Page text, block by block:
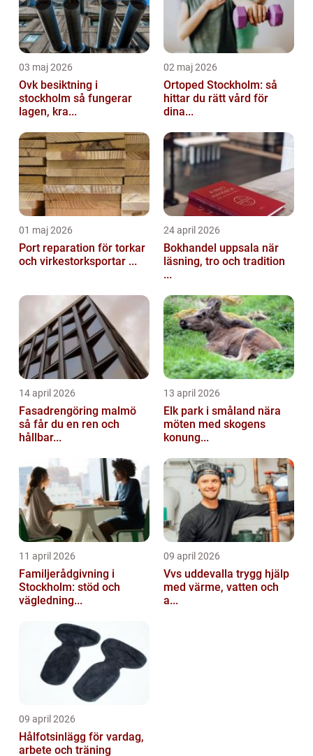
03 maj 2026
Ovk besiktning i
stockholm så fungerar
lagen, kra...
02 maj 2026
Ortoped Stockholm: så
hittar du rätt vård för
dina...
01 maj 2026
Port reparation för torkar
och virkestorksportar ...
24 april 2026
Bokhandel uppsala när
läsning, tro och tradition
...
14 april 2026
Fasadrengöring malmö
så får du en ren och
hållbar...
13 april 2026
Elk park i småland nära
möten med skogens
konung...
11 april 2026
Familjerådgivning i
Stockholm: stöd och
vägledning...
09 april 2026
Vvs uddevalla trygg hjälp
med värme, vatten och
a...
09 april 2026
Hålfotsinlägg för vardag,
arbete och träning